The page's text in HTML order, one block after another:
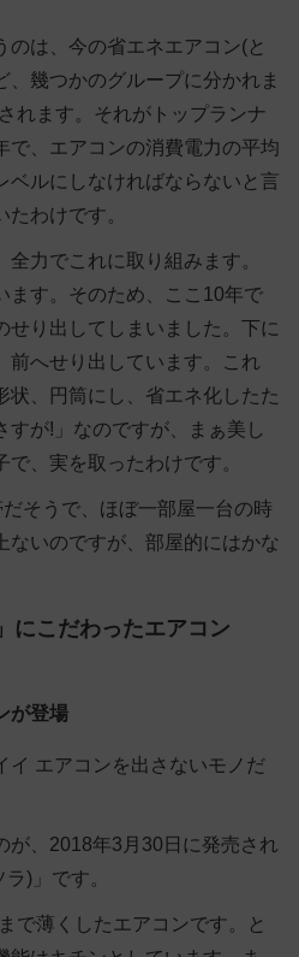
のは、今の省エネエアコン(と
、幾つかのグループに分かれま
れます。それがトップランナ
で、エアコンの消費電力の平均
ベルにしなければならないと言
わけです。
力でこれに取り組みます。
ます。そのため、ここ10年で
せり出してしまいました。下に
前へせり出しています。これ
状、円筒にし、省エネ化したた
すが!」なのですが、まぁ美し
、実を取ったわけです。
そうで、ほぼ一部屋一台の時
ないのですが、部屋的にはかな
にこだわったエアコン
が登場
イ エアコンを出さないモノだ
が、2018年3月30日に発売され
ラ) 」です。
で薄くしたエアコンです。と